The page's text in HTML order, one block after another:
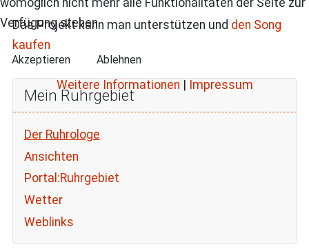
Das Projekt kann man unterstützen und den Song
kaufen
Mein Ruhrgebiet
Der Ruhrologe
Ansichten
Portal:Ruhrgebiet
Wetter
Weblinks
Verfügung stehen.
Akzeptieren Ablehnen
Weitere Informationen Impressum